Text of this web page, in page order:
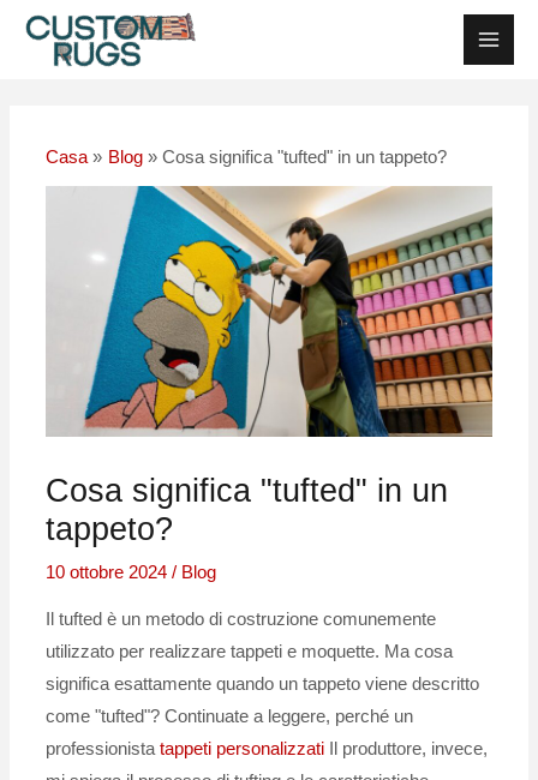
Casa Blog Cosa significa "tufted" in un tappeto?
Cosa significa "tufted" in un
tappeto?
10 ottobre 2024 / Blog
Il tufted è un metodo di costruzione comunemente
utilizzato per realizzare tappeti e moquette. Ma cosa
significa esattamente quando un tappeto viene descritto
come "tufted"? Continuate a leggere, perché un
professionista tappeti personalizzatiIl produttore, invece,
Navigazione
posticipata